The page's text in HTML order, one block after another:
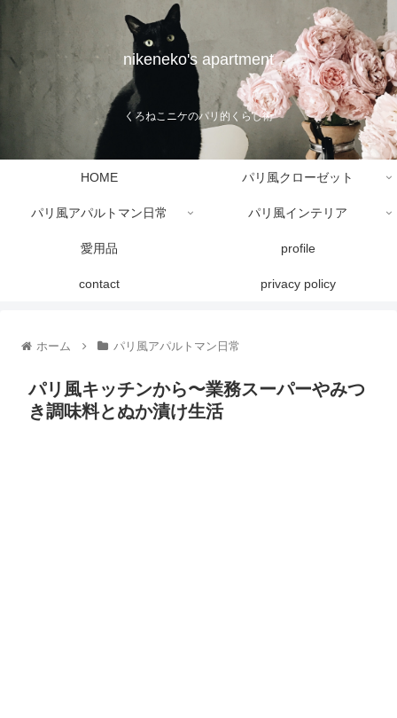
nikeneko's apartment
くろねこニケのパリ的くらし術
HOME パリ風クローゼット
パリ風アパルトマン日常 パリ風インテリア
愛用品 profile
contact privacy policy
ホーム パリ風アパルトマン日常
パリ風キッチンから〜業務スーパーやみつ
き調味料とぬか漬け生活